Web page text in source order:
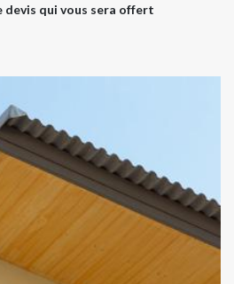
qui vous sera offert